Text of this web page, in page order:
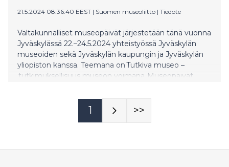
21.5.2024 08:36:40 EEST | Suomen museoliitto | Tiedote
Valtakunnalliset museopäivät järjestetään tänä vuonna
Jyväskylässä 22.–24.5.2024 yhteistyössä Jyväskylän
museoiden sekä Jyväskylän kaupungin ja Jyväskylän
yliopiston kanssa. Teemana on Tutkiva museo –
tutkimuksellisuus museon voimana. Museopäivät
ja ICOM Suomen komitea palkitsevat Vuoden
1 >>